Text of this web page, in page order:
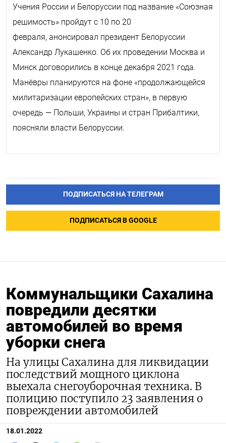
Учения России и Белоруссии под название «Союзная
решимость» пройдут с 10 по 20
февраля, анонсировал президент Белоруссии
Александр Лукашенко. Об их проведении Москва и
Минск договорились в конце декабря 2021 года.
Манёвры планируются на фоне «продолжающейся
милитаризации европейских стран», в первую
очередь — Польши, Украины и стран Прибалтики,
поясняли власти Белоруссии.
ПОДПИСАТЬСЯ НА ТЕЛЕГРАМ
ПОДПИСАТЬСЯ В GOOGLE
Коммунальщики Сахалина
повредили десятки
автомобилей во время
уборки снега
На улицы Сахалина для ликвидации
последствий мощного циклона
выехала снегоуборочная техника. В
полицию поступило 23 заявления о
повреждении автомобилей
18.01.2022